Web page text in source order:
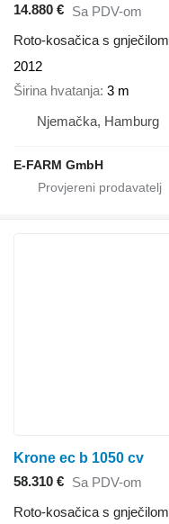
14.880 € Sa PDV-om
Roto-kosačica s gnječilom
2012
Širina hvatanja 3 m
Njemačka, Hamburg
E-FARM GmbH
Krone ec b 1050 cv
58.310 € Sa PDV-om
Roto-kosačica s gnječilom